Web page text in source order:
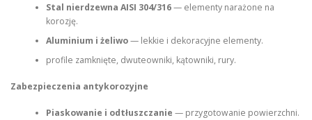
Stal nierdzewna AISI 304/316— elementy narażone na
korozję.
Aluminium i żeliwo— lekkie i dekoracyjne elementy.
profile zamknięte, dwuteowniki, kątowniki, rury.
Zabezpieczenia antykorozyjne
Piaskowanie i odtłuszczanie — przygotowanie powierzchni.